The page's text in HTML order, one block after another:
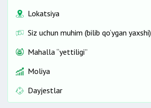
Lokatsiya
Siz uchun muhim (bilib qo‘ygan yaxshi)
Mahalla “yettiligi”
Moliya
Dayjestlar